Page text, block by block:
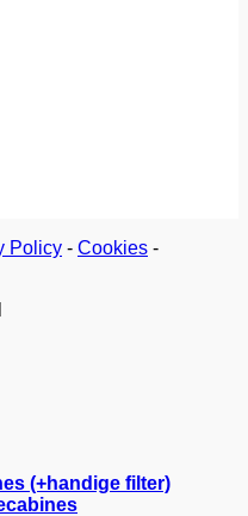
Policy - Cookies -
(+handige filter)